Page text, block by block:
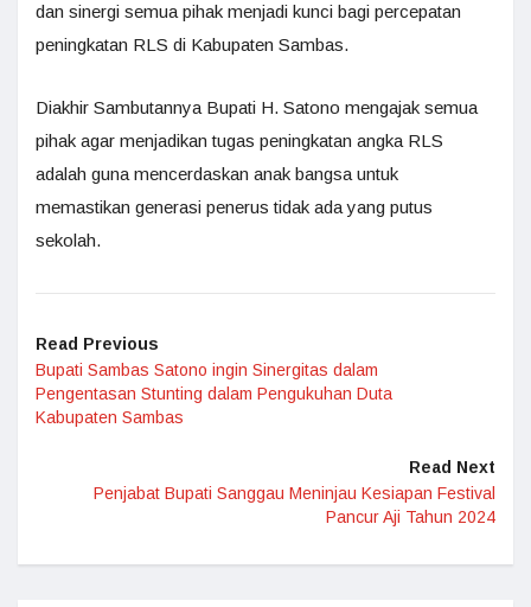
dan sinergi semua pihak menjadi kunci bagi percepatan
peningkatan RLS di Kabupaten Sambas.
Diakhir Sambutannya Bupati H. Satono mengajak semua
pihak agar menjadikan tugas peningkatan angka RLS
adalah guna mencerdaskan anak bangsa untuk
memastikan generasi penerus tidak ada yang putus
sekolah.
Read Previous
Bupati Sambas Satono ingin Sinergitas dalam
Pengentasan Stunting dalam Pengukuhan Duta
Kabupaten Sambas
Read Next
Penjabat Bupati Sanggau Meninjau Kesiapan Festival
Pancur Aji Tahun 2024